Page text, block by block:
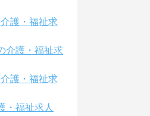
護・福祉求
介護・福祉求
護・福祉求
・福祉求人